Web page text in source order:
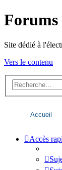
Site dédié à
Vers le contenu
Accueil
Accès